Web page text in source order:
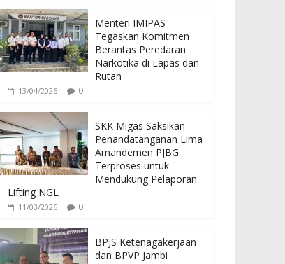
Menteri IMIPAS
Tegaskan Komitmen
Berantas Peredaran
Narkotika di Lapas dan
Rutan
13/04/2026 0
SKK Migas Saksikan
Penandatanganan Lima
Amandemen PJBG
Terproses untuk
Mendukung Pelaporan
Lifting NGL
11/03/2026 0
BPJS Ketenagakerjaan
dan BPVP Jambi